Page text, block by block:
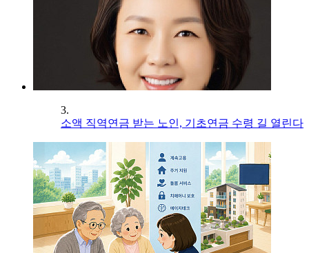
3.
소액 직역연금 받는 노인, 기초연금 수령 길 열린다